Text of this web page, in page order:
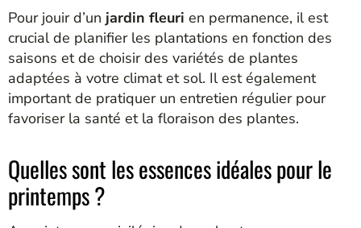
Pour jouir d’un jardin fleuri en permanence, il est
crucial de planifier les plantations en fonction des
saisons et de choisir des variétés de plantes
adaptées à votre climat et sol. Il est également
important de pratiquer un entretien régulier pour
favoriser la santé et la floraison des plantes.
Quelles sont les essences idéales pour le
printemps ?